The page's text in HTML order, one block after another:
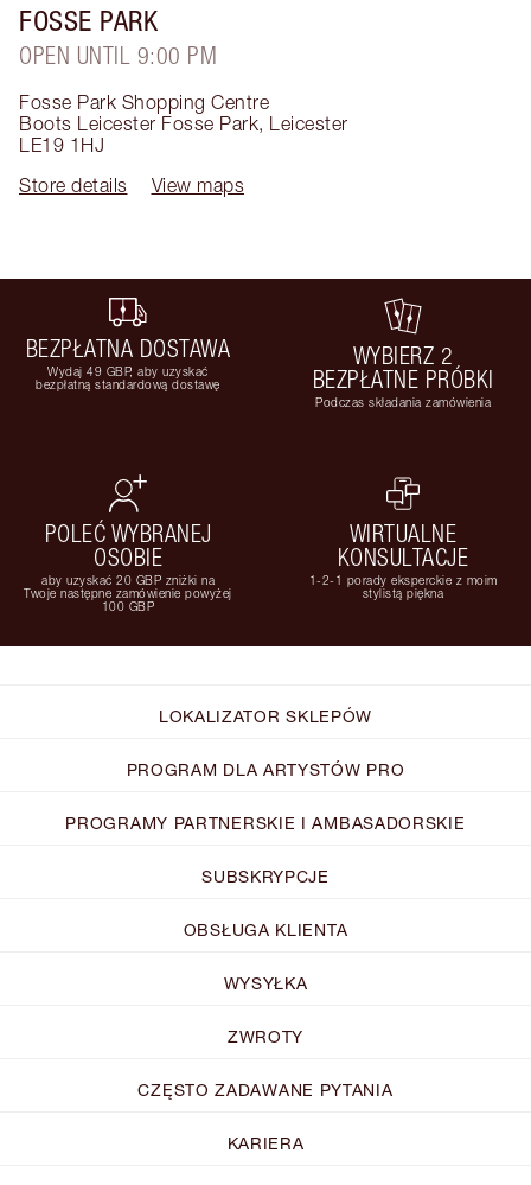
FOSSE PARK
OPEN UNTIL 9:00 PM
Fosse Park Shopping Centre
Boots Leicester Fosse Park, Leicester
LE19 1HJ
Store details
View maps
BEZPŁATNA DOSTAWA
Wydaj 49 GBP, aby uzyskać
bezpłatną standardową dostawę
WYBIERZ 2
BEZPŁATNE PRÓBKI
Podczas składania zamówienia
POLEĆ WYBRANEJ
OSOBIE
aby uzyskać 20 GBP zniżki na
Twoje następne zamówienie powyżej
100 GBP
WIRTUALNE
KONSULTACJE
1-2-1 porady eksperckie z moim
stylistą piękna
LOKALIZATOR SKLEPÓW
PROGRAM DLA ARTYSTÓW PRO
PROGRAMY PARTNERSKIE I AMBASADORSKIE
SUBSKRYPCJE
OBSŁUGA KLIENTA
WYSYŁKA
ZWROTY
CZĘSTO ZADAWANE PYTANIA
KARIERA